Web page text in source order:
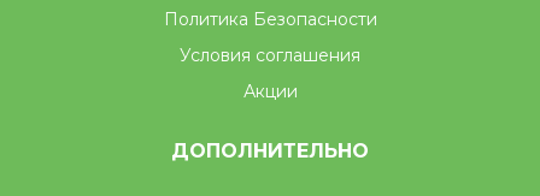
Политика Безопасности
Условия соглашения
Акции
ДОПОЛНИТЕЛЬНО